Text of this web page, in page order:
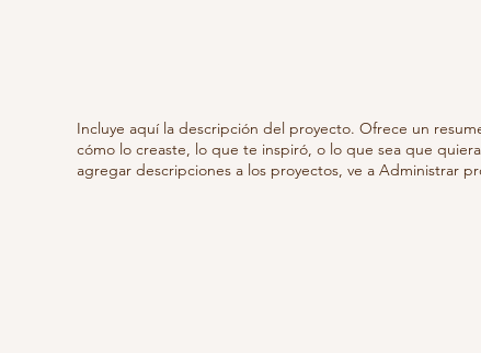
Incluye aquí la descripción del proyecto. Ofrece un
cómo lo creaste, lo que te inspiró, o lo que sea que
agregar descripciones a los proyectos, ve a Administrar